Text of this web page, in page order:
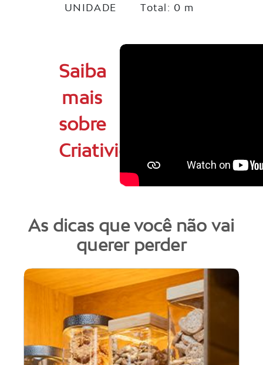
UNIDADE
Total: 0 m
Saiba
mais
sobre
Criatividade
As dicas que você não vai
querer perder